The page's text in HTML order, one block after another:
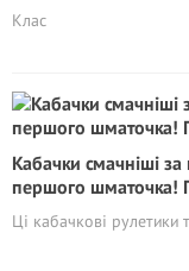
Клас
Кабачки смачніші
першого шматочка!
Ці кабачкові